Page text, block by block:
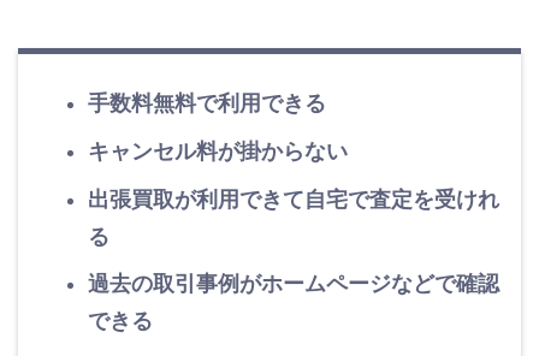
手数料無料で利用できる
キャンセル料が掛からない
出張買取が利用できて自宅で査定を受けれ
る
過去の取引事例がホームページなどで確認
できる